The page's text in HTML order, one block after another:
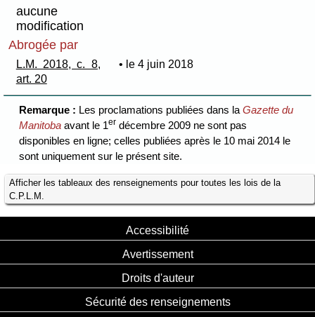
aucune
modification
Abrogée par
L.M. 2018, c. 8,
art. 20
• le 4 juin 2018
Remarque : Les proclamations publiées dans laGazette du
Manitoba avant le 1er décembre 2009 ne sont pas
disponibles en ligne; celles publiées après le 10 mai 2014 le
sont uniquement sur le présent site.
Afficher les tableaux des renseignements pour toutes les lois de la
C.P.L.M.
Accessibilité
Avertissement
Droits d'auteur
Sécurité des renseignements